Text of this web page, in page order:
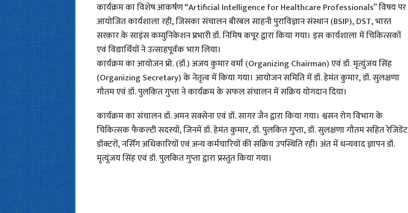
कार्यक्रम का विशेष आकर्षण “Artificial Intelligence for Healthcare Professionals” विषय पर
आयोजित कार्यशाला रही, जिसका संचालन बीरबल साहनी पुराविज्ञान संस्थान (BSIP), DST, भारत
सरकार के साइंस कम्युनिकेशन प्रभारी डॉ. निमिष कपूर द्वारा किया गया। इस कार्यशाला में चिकित्सकों
एवं विद्यार्थियों ने उत्साहपूर्वक भाग लिया।
कार्यक्रम का आयोजन प्रो. (डॉ.) अजय कुमार वर्मा (Organizing Chairman) एवं डॉ. मृत्युंजय सिंह
(Organizing Secretary) के नेतृत्व में किया गया। आयोजन समिति में डॉ. हेमंत कुमार, डॉ. सुलक्षणा
गौतम एवं डॉ. पुलकित गुप्ता ने कार्यक्रम के सफल संचालन में सक्रिय योगदान दिया।
कार्यक्रम का संचालन डॉ. अमन सक्सेना एवं डॉ. सागर जैन द्वारा किया गया। श्वसन रोग विभाग के
चिकित्सक फैकल्टी सदस्यों, जिनमें डॉ. हेमंत कुमार, डॉ. पुलकित गुप्ता, डॉ. सुलक्षणा गौतम सहित रेजिडेंट
डॉक्टरों, नर्सिंग अधिकारियों एवं अन्य कर्मचारियों की सक्रिय उपस्थिति रही। अंत में धन्यवाद ज्ञापन डॉ.
मृत्युंजय सिंह एवं डॉ. पुलकित गुप्ता द्वारा प्रस्तुत किया गया।